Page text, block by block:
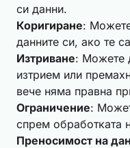
си данни.
Коригиране:
данните си, ако те
Изтриване: Можете
изтрием или
вече няма правна
Ограничение:
спрем обработката
Преносимост на